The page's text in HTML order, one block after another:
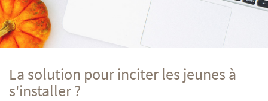
La solution pour inciter les jeunes à
s'installer ?